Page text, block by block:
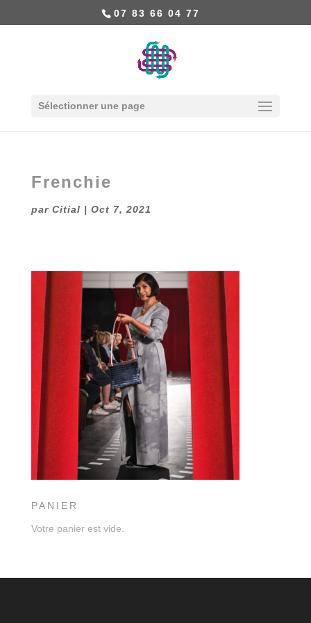
07 83 66 04 77
Sélectionner une page
Frenchie
par Citial | Oct 7, 2021
PANIER
Votre panier est vide.